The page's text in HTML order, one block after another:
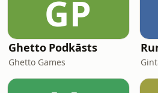
Podkāstu veido komiķes
un Džemma Sudraba.
GP
Ghetto Podkāsts
Ghetto Games